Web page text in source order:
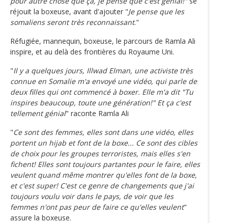
réjouit la boxeuse, avant d'ajouter "Je pense que les
somaliens seront très reconnaissant."
Réfugiée, mannequin, boxeuse, le parcours de Ramla Ali
inspire, et au delà des frontières du Royaume Uni.
"Il y a quelques jours, Illwad Elman, une activiste très
connue en Somalie m'a envoyé une vidéo, qui parle de
deux filles qui ont commencé à boxer. Elle m'a dit "Tu
inspires beaucoup, toute une génération!" Et ça c'est
tellement génial" raconte Ramla Ali
"Ce sont des femmes, elles sont dans une vidéo, elles
portent un hijab et font de la boxe... Ce sont des cibles
de choix pour les groupes terroristes, mais elles s'en
fichent! Elles sont toujours partantes pour le faire, elles
veulent quand même montrer qu'elles font de la boxe,
et c'est super! C'est ce genre de changements que j'ai
toujours voulu voir dans le pays, de voir que les
femmes n'ont pas peur de faire ce qu'elles veulent"
assure la boxeuse.